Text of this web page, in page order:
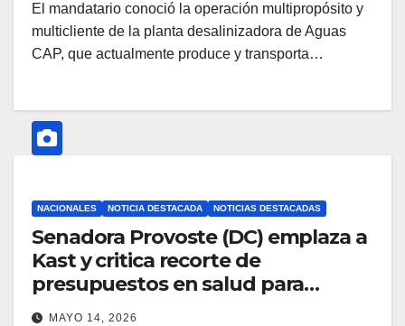
El mandatario conoció la operación multipropósito y
multicliente de la planta desalinizadora de Aguas
CAP, que actualmente produce y transporta…
NACIONALES NOTICIA DESTACADA NOTICIAS DESTACADAS
Senadora Provoste (DC) emplaza a
Kast y critica recorte de
presupuestos en salud para
Atacama
MAYO 14, 2026